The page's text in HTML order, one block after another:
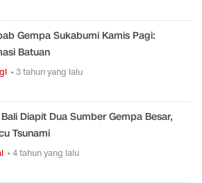
Gempa Sukabumi Kamis Pagi:
Batuan
• 3 tahun yang lalu
Bali Diapit Dua Sumber Gempa Besar,
Tsunami
• 4 tahun yang lalu